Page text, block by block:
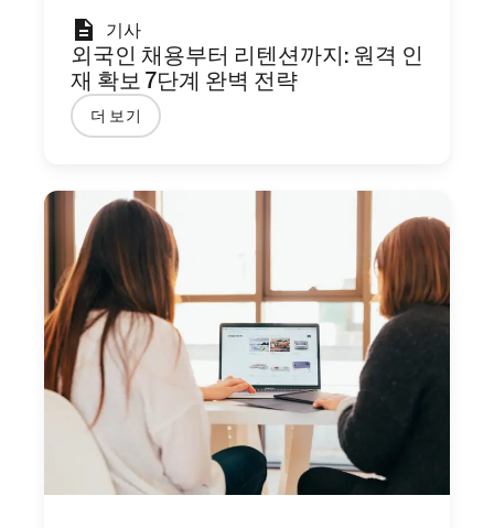
기사
외국인 채용부터 리텐션까지: 원격 인
재 확보 7단계 완벽 전략
더 보기